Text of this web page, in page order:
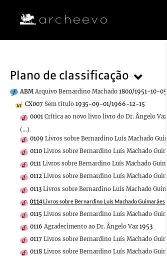
Plano de classificação
ABM Arquivo Bernardino Machado 1800/1951-10-05
CX007 Sem título 1935-09-01/1966-12-15
0001 Crítica ao novo livro livro do Dr. Ângelo Vaz
(...)
0109 Livros sobre Bernardino Luís Machado
0110 Livros sobre Bernardino Luís Machado
0111 Livros sobre Bernardino Luís Machado
0112 Livros sobre Bernardino Luís Machado
0113 Livros sobre Bernardino Luís Machado
0114Livros sobre Bernardino Luís Machado Guimarães
0115 Livros sobre Bernardino Luís Machado
0116 Agradecimento ao Dr. Ângelo Vaz 1953
0117 Livros sobre Bernardino Luís Machado
0118 Livros sobre Bernardino Luís Machado